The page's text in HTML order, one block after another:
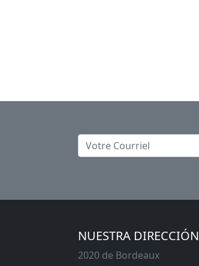
NUESTRA DIRECCIÓN
2020 de Bordeaux